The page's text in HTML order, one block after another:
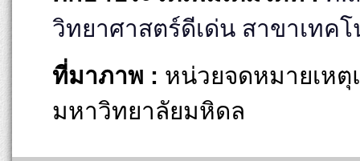
วิทยาศาสตร์ดีเด่น สาขาเทค
ที่มาภาพ : หน่วยจดหมายเห
มหาวิทยาลัยมหิดล